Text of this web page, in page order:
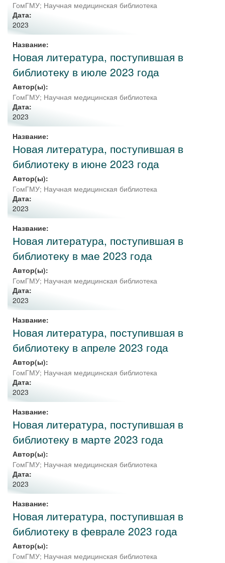
ГомГМУ; Научная медицинская библиотека
Дата:
2023
Название:
Новая литература, поступившая в
библиотеку в июле 2023 года
Автор(ы):
ГомГМУ; Научная медицинская библиотека
Дата:
2023
Название:
Новая литература, поступившая в
библиотеку в июне 2023 года
Автор(ы):
ГомГМУ; Научная медицинская библиотека
Дата:
2023
Название:
Новая литература, поступившая в
библиотеку в мае 2023 года
Автор(ы):
ГомГМУ; Научная медицинская библиотека
Дата:
2023
Название:
Новая литература, поступившая в
библиотеку в апреле 2023 года
Автор(ы):
ГомГМУ; Научная медицинская библиотека
Дата:
2023
Название:
Новая литература, поступившая в
библиотеку в марте 2023 года
Автор(ы):
ГомГМУ; Научная медицинская библиотека
Дата:
2023
Название:
Новая литература, поступившая в
библиотеку в феврале 2023 года
Автор(ы):
ГомГМУ; Научная медицинская библиотека